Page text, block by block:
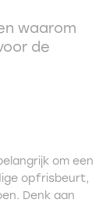
waarom
de
om een
opfrisbeurt,
Denk aan